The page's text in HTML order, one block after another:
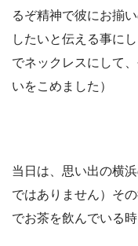
るぞ精神で彼にお揃
したいと伝える事に
でネックレスにして
いをこめました）
当日は、思い出の横
ではありません）そ
でお茶を飲んでいる時